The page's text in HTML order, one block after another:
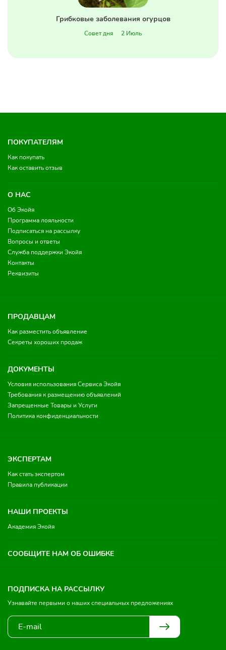
Грибковые заболевания огурцов
Совет дня 2 Июль
ПОКУПАТЕЛЯМ
Как покупать
Как оставить отзыв
О НАС
Об Экойя
Программа лояльности
Подписаться на рассылку
Вопросы и ответы
Служба поддержки Экойя
Контакты
Реквизиты
ПРОДАВЦАМ
Как разместить объявление
Секреты хороших продаж
ДОКУМЕНТЫ
Условия использования Сервиса Экойя
Требования к размещению объявлений
Запрещенные Товары и Услуги
Политика конфиденциальности
ЭКСПЕРТАМ
Как стать экспертом
Правила публикации
НАШИ ПРОЕКТЫ
Академия Экойя
СООБЩИТЕ НАМ ОБ ОШИБКЕ
ПОДПИСКА НА РАССЫЛКУ
Узнавайте первыми о наших специальных предложениях